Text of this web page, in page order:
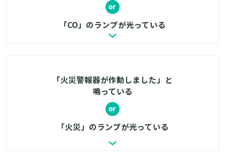
「CO」のランプが光っている
「火災警報器が作動しました」と
鳴っている
「火災」のランプが光っている